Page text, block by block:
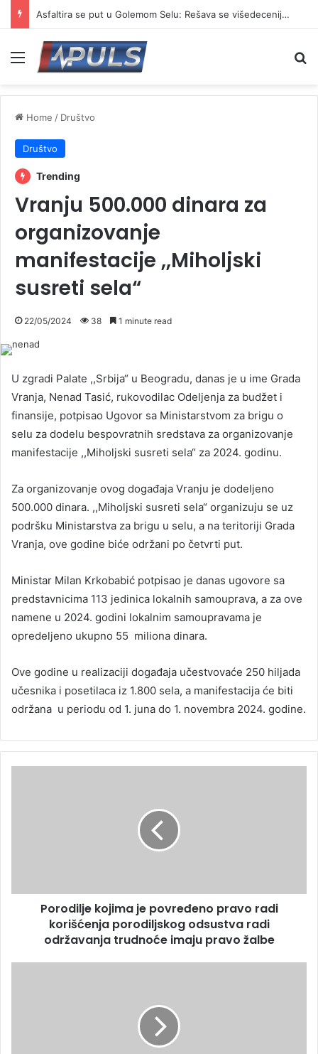
Asfaltira se put u Golemom Selu: Rešava se višedecenijski problem meštana
Menu
Home / Društvo
Društvo
Trending
Vranju 500.000 dinara za
organizovanje
manifestacije ,,Miholjski
susreti sela“
22/05/2024 38 1 minute read
U zgradi Palate ,,Srbija“ u Beogradu, danas je u ime Grada
Vranja, Nenad Tasić, rukovodilac Odeljenja za budžet i
finansije, potpisao Ugovor sa Ministarstvom za brigu o
selu za dodelu bespovratnih sredstava za organizovanje
manifestacije ,,Miholjski susreti sela“ za 2024. godinu.
Za organizovanje ovog događaja Vranju je dodeljeno
500.000 dinara. ,,Miholjski susreti sela“ organizuju se uz
podršku Ministarstva za brigu u selu, a na teritoriji Grada
Vranja, ove godine biće održani po četvrti put.
Ministar Milan Krkobabić potpisao je danas ugovore sa
predstavnicima 113 jedinica lokalnih samouprava, a za ove
namene u 2024. godini lokalnim samoupravama je
opredeljeno ukupno 55 miliona dinara.
Ove godine u realizaciji događaja učestvovaće 250 hiljada
učesnika i posetilaca iz 1.800 sela, a manifestacija će biti
održana u periodu od 1. juna do 1. novembra 2024. godine.
Porodilje kojima je povređeno pravo radi
korišćenja porodiljskog odsustva radi
održavanja trudnoće imaju pravo žalbe